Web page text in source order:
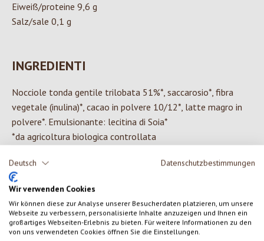
Deutsch Datenschutzbestimmungen
Wir verwenden Cookies
Wir können diese zur Analyse unserer Besucherdaten platzieren, um unsere
Webseite zu verbessern, personalisierte Inhalte anzuzeigen und Ihnen ein
großartiges Webseiten-Erlebnis zu bieten. Für weitere Informationen zu den
von uns verwendeten Cookies öffnen Sie die Einstellungen.
Eiweiß/proteine 9,6 g
Salz/sale 0,1 g
INGREDIENTI
Nocciole tonda gentile trilobata 51%*, saccarosio*, fibra
vegetale (inulina)*, cacao in polvere 10/12*, latte magro in
polvere*. Emulsionante: lecitina di Soia*
*da agricoltura biologica controllata
0 di 0 valutazioni
Valutazione media di 0 su 5 stelle
Formula una valutazione!